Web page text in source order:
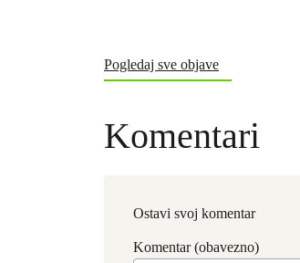
Pogledaj sve objave
Komentari
Ostavi svoj komentar
Komentar (obavezno)